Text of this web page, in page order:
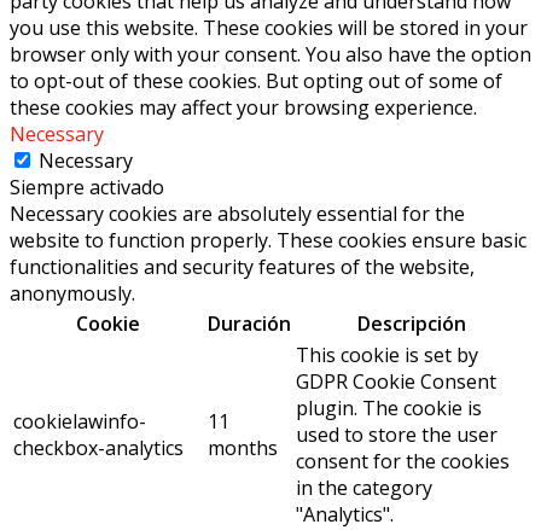
you use this website. These cookies will be stored in your
browser only with your consent. You also have the option
to opt-out of these cookies. But opting out of some of
these cookies may affect your browsing experience.
Necessary
Necessary
Siempre activado
Necessary cookies are absolutely essential for the
website to function properly. These cookies ensure basic
functionalities and security features of the website,
anonymously.
Cookie
Duración Descripción
cookielawinfo-
checkbox-analytics
11
months
This cookie is set by
GDPR Cookie Consent
plugin. The cookie is
used to store the user
consent for the cookies
in the category
"Analytics".